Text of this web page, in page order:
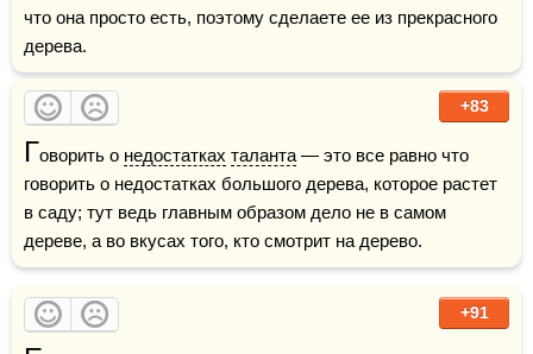
что она просто есть, поэтому сделаете ее из прекрасного
дерева.
+83
Говорить о недостатках таланта — это все равно что
говорить о недостатках большого дерева, которое растет
в саду; тут ведь главным образом дело не в самом
дереве, а во вкусах того, кто смотрит на дерево.
+91